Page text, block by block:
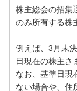
株主総会の招集
のみ所有する株
例えば、3月末
日現在の株主さ
なお、基準日現
ない場合や、住